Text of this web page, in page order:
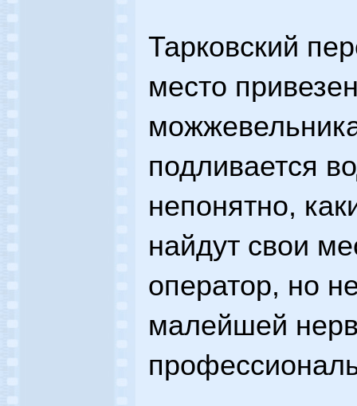
Тарковский
место
подливается
непонятно,
найдут свои
оператор, но
малейшей